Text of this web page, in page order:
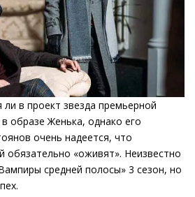
ли в проект звезда премьерной
образе Женька, однако его
очень надеется, что
обязательно «оживят». Неизвестно
средней полосы» 3 сезон, но